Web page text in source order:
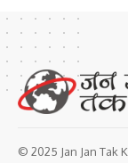
© 2025 Jan Jan Tak